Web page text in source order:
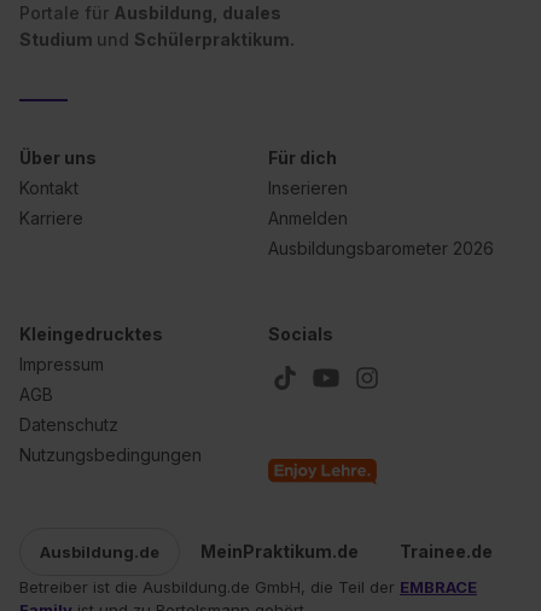
Portale für Ausbildung, duales
Studium und Schülerpraktikum.
Über uns
Kontakt
Karriere
Für dich
Inserieren
Anmelden
Ausbildungsbarometer 2026
Kleingedrucktes
Impressum
AGB
Datenschutz
Nutzungsbedingungen
Socials
Ausbildung.de MeinPraktikum.de Trainee.de
Betreiber ist die Ausbildung.de GmbH, die Teil der EMBRACE